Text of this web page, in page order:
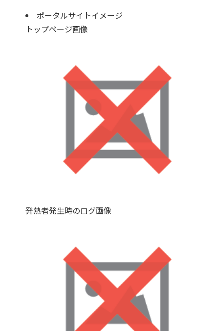
ポータルサイトイメージ
トップページ画像
発熱者発生時のログ画像